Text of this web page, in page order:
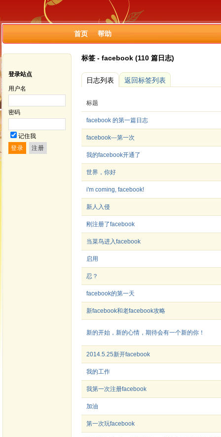
首页 帮助
登录站点
用户名
密码
记住我
标签 - facebook (110 篇日志)
日志列表 返回标签列表
标题
facebook 的第一篇日志
facebook---第一次
我的facebook开通了
世界，你好
i'm coming, facebook!
新人入侵
刚注册了facebook
当菜鸟进入facebook
启用
忍？
facebook的第一天
新facebook和老facebook攻略
新的开始，新的心情，期待会有一个新的你！
2014.5.25新开facebook
我的工作
我第一次注册facebook
加油
第一次玩facebook